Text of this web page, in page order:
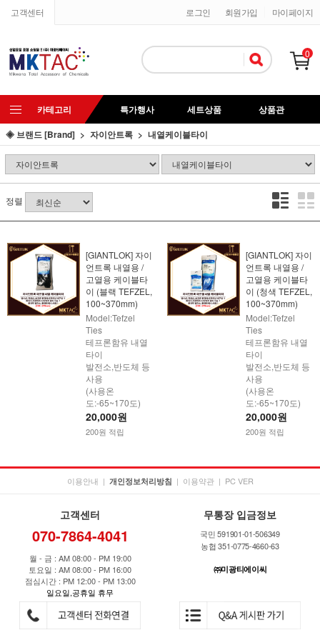
고객센터 마이페이지
회원가입
로그인
0
카테고리 특가행사 세트상품
상품관
◈ 브랜드 [Brand]
자이안트록 내열케이블타이
정렬
[GIANTLOK] 자이
언트록 내열용 /
고열용 케이블타
이 (블랙 TEFZEL,
100~370mm)
Model:Tefzel
Ties
테프론함유 내열
타이
발전소,반도체 등
사용
(사용온
도:-65~170도)
20,000원
200원 적립
[GIANTLOK] 자이
언트록 내열용 /
고열용 케이블타
이 (청색 TEFZEL,
100~370mm)
Model:Tefzel
Ties
테프론함유 내열
타이
발전소,반도체 등
사용
(사용온
도:-65~170도)
20,000원
200원 적립
이용안내 | 개인정보처리방침 | 이용약관 | PC VER
고객센터
070-7864-4041
월 - 금 : AM 08:00 - PM 19:00
토요일 : AM 08:00 - PM 16:00
점심시간 : PM 12:00 - PM 13:00
일요일,공휴일 휴무
무통장 입금정보
국민 591901-01-506349
농협 351-0775-4660-63
㈜미광티에이씨